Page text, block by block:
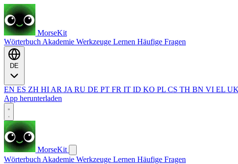
MorseKit
Wörterbuch Akademie Werkzeuge Lernen Häufige Fragen
EN ES ZH HI AR JA RU DE PT FR IT ID KO PL CS TH BN VI EL UK
App herunterladen
MorseKit
Wörterbuch Akademie Werkzeuge Lernen Häufige Fragen